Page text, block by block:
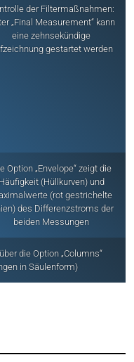
der Filtermaßnahmen:
„Final Measurement“ kann
eine zehnsekündige
gestartet werden
Option „Envelope“ zeigt die
Häufigkeit (Hüllkurven) und
(rot gestrichelte
des Differenzstroms der
beiden Messungen
die Option „Columns“
in Säulenform)